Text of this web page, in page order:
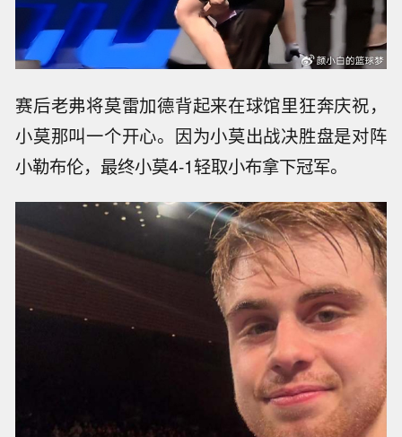
赛后老弗将莫雷加德背起来在球馆里狂奔庆祝，
小莫那叫一个开心。因为小莫出战决胜盘是对阵
小勒布伦，最终小莫4-1轻取小布拿下冠军。